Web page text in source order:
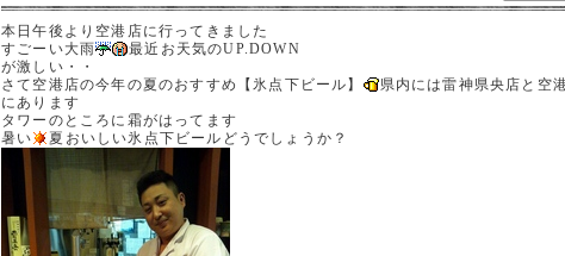
本日午後より空港店に行ってきました
すごーい大雨
最近お天気のUP.DOWN
が激しい・・
さて空港店の今年の夏のおすすめ【氷点下ビール】
県内には雷神県央店と空
にあります
タワーのところに霜がはってます
暑い
夏おいしい氷点下ビールどうでしょうか？